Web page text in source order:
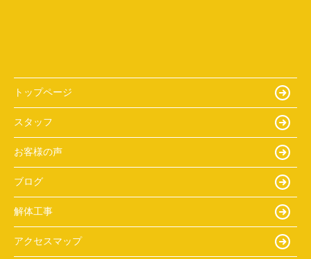
トップページ
スタッフ
お客様の声
ブログ
解体工事
アクセスマップ